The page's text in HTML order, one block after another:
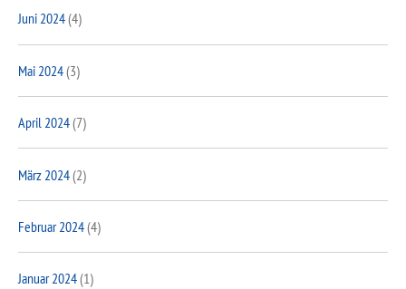
Juni 2024(4)
Mai 2024(3)
April 2024(7)
März 2024(2)
Februar 2024(4)
Januar 2024(1)